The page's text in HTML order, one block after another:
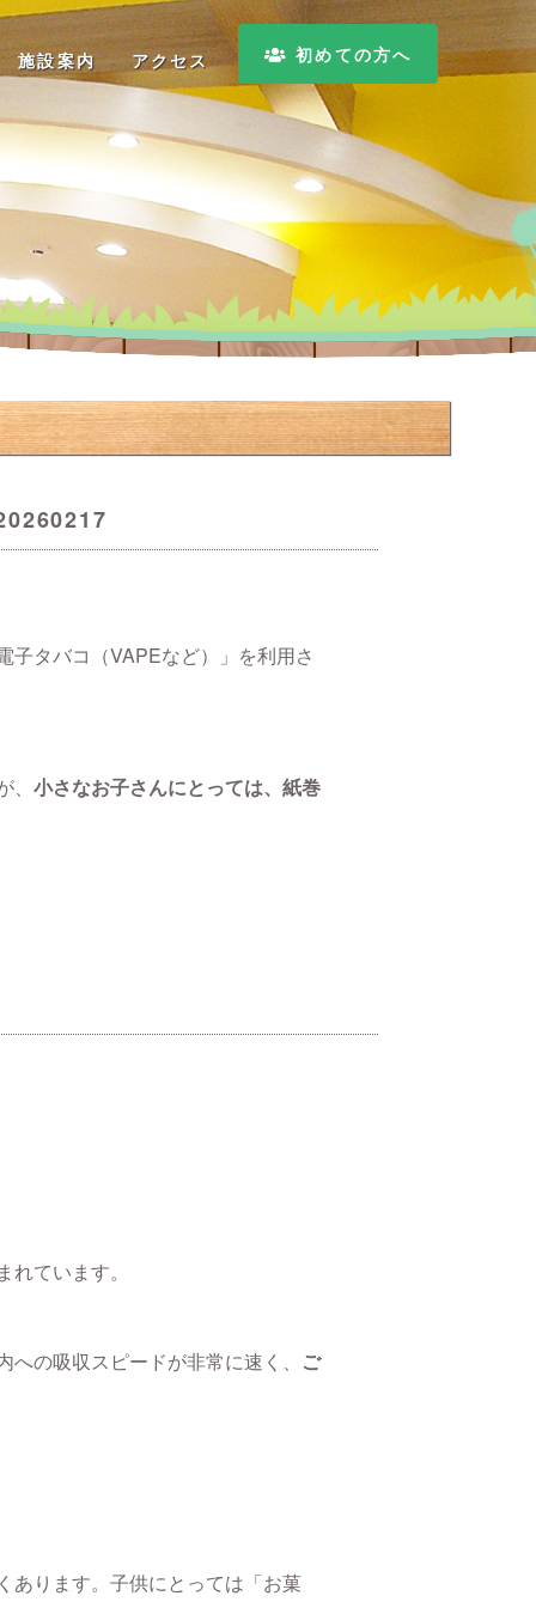
施設案内 アクセス 初めての方へ
子タバコ（VAPEなど）」を利用さ
小さなお子さんにとっては、紙巻
ています。
の吸収スピードが非常に速く、 ご
あります。子供にとっては「お菓